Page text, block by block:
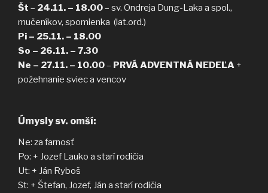
Št – 24.11. – 18.00– sv. Ondreja Dung-Laka a spol.,
mučeníkov, spomienka (lat.ord.)
Pi – 25.11. – 18.00
So – 26.11. – 7.30
Ne – 27.11. – 10.00– PRVÁ ADVENTNÁ NEDEĽA +
požehnanie sviec a vencov
Úmysly sv. omší:
Ne: za farnosť
Po: + Jozef Lauko a starí rodičia
Ut: + Ján Ryboš
St: + Štefan, Jozef, Ján a starí rodičia